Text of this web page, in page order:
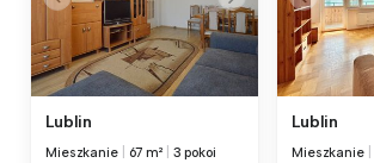
Lublin
Mieszkanie 67 m² 3 pokoi
Lublin
Mieszkanie